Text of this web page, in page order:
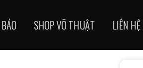
SHOP VÕ THUẬT LIÊN HỆ